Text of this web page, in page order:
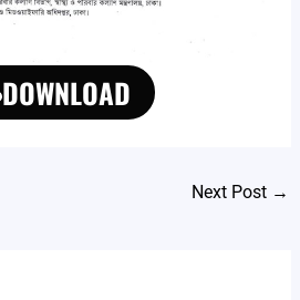
DOWNLOAD
Next Post →